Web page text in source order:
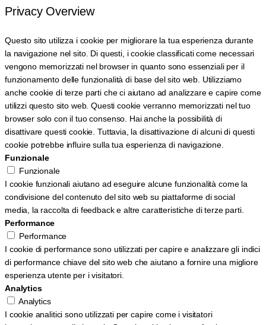
Privacy Overview
Questo sito utilizza i cookie per migliorare la tua esperienza durante
la navigazione nel sito. Di questi, i cookie classificati come necessari
vengono memorizzati nel browser in quanto sono essenziali per il
funzionamento delle funzionalità di base del sito web. Utilizziamo
anche cookie di terze parti che ci aiutano ad analizzare e capire come
utilizzi questo sito web. Questi cookie verranno memorizzati nel tuo
browser solo con il tuo consenso. Hai anche la possibilità di
disattivare questi cookie. Tuttavia, la disattivazione di alcuni di questi
cookie potrebbe influire sulla tua esperienza di navigazione.
Funzionale
Funzionale
I cookie funzionali aiutano ad eseguire alcune funzionalità come la
condivisione del contenuto del sito web su piattaforme di social
media, la raccolta di feedback e altre caratteristiche di terze parti.
Performance
Performance
I cookie di performance sono utilizzati per capire e analizzare gli indici
di performance chiave del sito web che aiutano a fornire una migliore
esperienza utente per i visitatori.
Analytics
Analytics
I cookie analitici sono utilizzati per capire come i visitatori